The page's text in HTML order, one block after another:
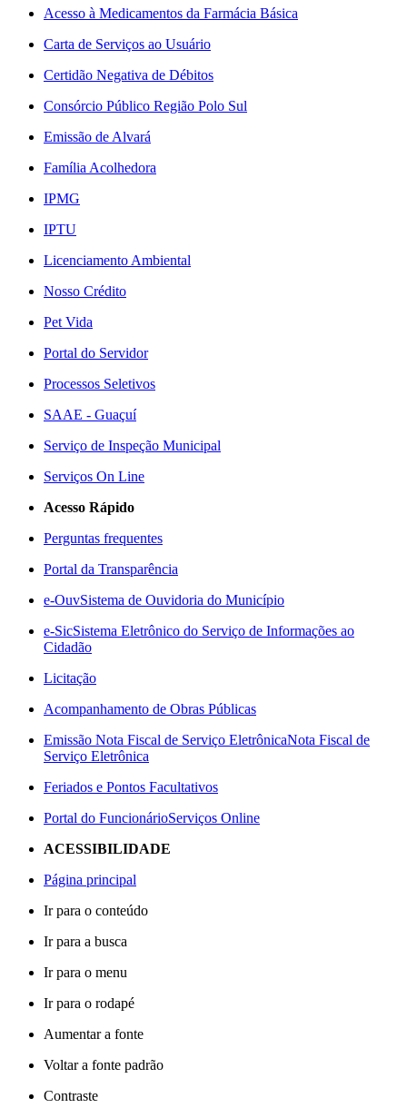
Acesso à Medicamentos da Farmácia Básica
Carta de Serviços ao Usuário
Certidão Negativa de Débitos
Consórcio Público Região Polo Sul
Emissão de Alvará
Família Acolhedora
IPMG
IPTU
Licenciamento Ambiental
Nosso Crédito
Pet Vida
Portal do Servidor
Processos Seletivos
SAAE - Guaçuí
Serviço de Inspeção Municipal
Serviços On Line
Acesso Rápido
Perguntas frequentes
Portal da Transparência
e-OuvSistema de Ouvidoria do Município
e-SicSistema Eletrônico do Serviço de Informações ao
Cidadão
Licitação
Acompanhamento de Obras Públicas
Emissão Nota Fiscal de Serviço EletrônicaNota Fiscal de
Serviço Eletrônica
Feriados e Pontos Facultativos
Portal do FuncionárioServiços Online
ACESSIBILIDADE
Página principal
Ir para o conteúdo
Ir para a busca
Ir para o menu
Ir para o rodapé
Aumentar a fonte
Voltar a fonte padrão
Contraste